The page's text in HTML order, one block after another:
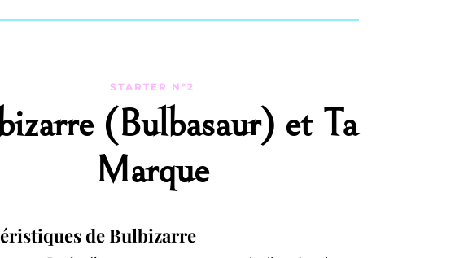
STARTER N°2
(Bulbasaur) et Ta
Marque
de Bulbizarre